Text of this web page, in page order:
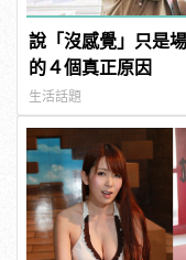
說「沒感覺」只是
的４個真正原因
生活話題